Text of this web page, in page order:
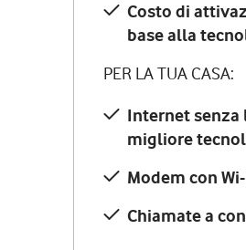
Costo di
base alla
PER LA TUA CASA:
Internet senza
migliore
Modem con
Chiamate a